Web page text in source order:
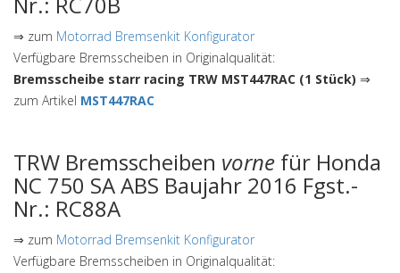
⇒ zum Motorrad Bremsenkit Konfigurator
Verfügbare Bremsscheiben in Originalqualität:
Bremsscheibe starr racing TRW MST447RAC (1 Stück) ⇒
zum Artikel MST447RAC
TRW Bremsscheiben vorne für Honda
NC 750 SA ABS Baujahr 2016 Fgst.-
Nr.: RC88A
⇒ zum Motorrad Bremsenkit Konfigurator
Verfügbare Bremsscheiben in Originalqualität: